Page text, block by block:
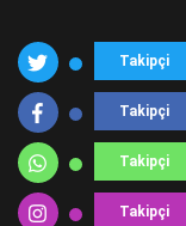
Takipçi
Takipçi
Takipçi
Takipçi